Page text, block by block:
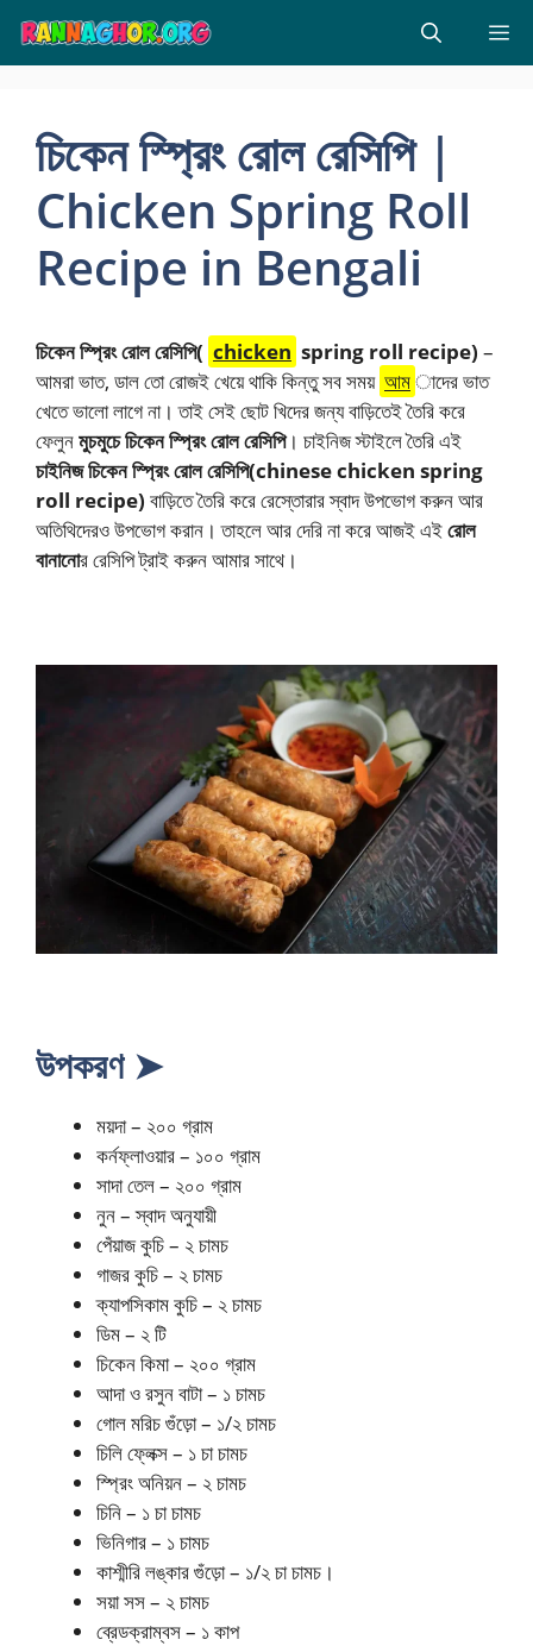
Skip
content
চিকেন স্প্রিং রোল রেসিপি |
Chicken Spring Roll
Recipe in Bengali
চিকেন স্প্রিং রোল রেসিপি( chicken spring roll recipe) –
আমরা ভাত, ডাল তো রোজই খেয়ে থাকি কিন্তু সব সময় আমাদের ভাত
খেতে ভালো লাগে না। তাই সেই ছোট খিদের জন্য বাড়িতেই তৈরি করে
ফেলুনমুচমুচে চিকেন স্প্রিং রোল রেসিপি। চাইনিজ স্টাইলে তৈরি এই
চাইনিজ চিকেন স্প্রিং রোল রেসিপি(chinese chicken spring
roll recipe) বাড়িতে তৈরি করে রেস্তোরার স্বাদ উপভোগ করুন আর
অতিথিদেরও উপভোগ করান। তাহলে আর দেরি না করে আজই এইরোল
বানানোর রেসিপি ট্রাই করুন আমার সাথে।
উপকরণ ➤
ময়দা – ২০০ গ্রাম
কর্নফ্লাওয়ার – ১০০ গ্রাম
সাদা তেল – ২০০ গ্রাম
নুন – স্বাদ অনুযায়ী
পেঁয়াজ কুচি – ২ চামচ
গাজর কুচি – ২ চামচ
ক্যাপসিকাম কুচি – ২ চামচ
ডিম – ২ টি
চিকেন কিমা – ২০০ গ্রাম
আদা ও রসুন বাটা – ১ চামচ
গোল মরিচ গুঁড়ো – ১/২ চামচ
চিলি ফ্লেক্স – ১ চা চামচ
স্প্রিং অনিয়ন – ২ চামচ
চিনি – ১ চা চামচ
ভিনিগার – ১ চামচ
কাশ্মীরি লঙ্কার গুঁড়ো – ১/২ চা চামচ।
সয়া সস – ২ চামচ
ব্রেডক্রাম্বস – ১ কাপ